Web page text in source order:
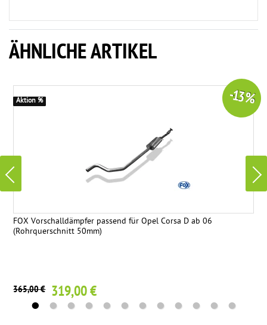
ÄHNLICHE ARTIKEL
FOX Vorschalldämpfer passend für Opel Corsa D ab 06
(Rohrquerschnitt 50mm)
365,00 € 319,00 €
-13 %
Aktion %